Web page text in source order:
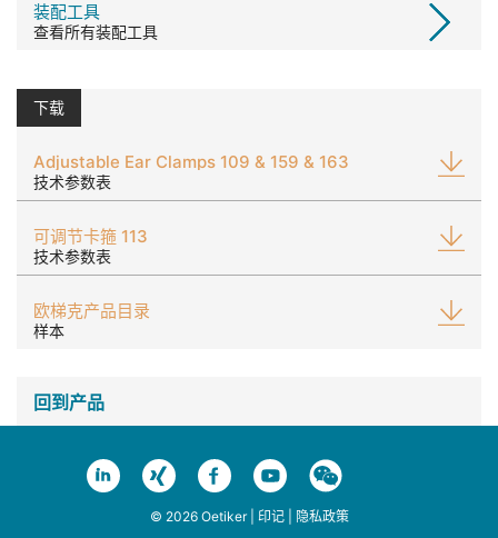
装配工具
查看所有装配工具
下载
Adjustable Ear Clamps 109 & 159 & 163
技术参数表
可调节卡箍 113
技术参数表
欧梯克产品目录
样本
回到产品
© 2026 Oetiker | 印记| 隐私政策